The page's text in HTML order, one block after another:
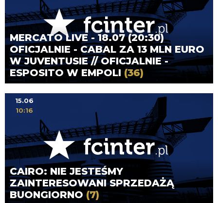
MERCATO LIVE - 18.07 (20:30)
OFICJALNIE - CABAL ZA 13 MLN EURO
W JUVENTUSIE // OFICJALNIE -
ESPOSITO W EMPOLI (36)
CAIRO: NIE JESTEŚMY
ZAINTERESOWANI SPRZEDAŻĄ
BUONGIORNO (7)
15.06
10:16